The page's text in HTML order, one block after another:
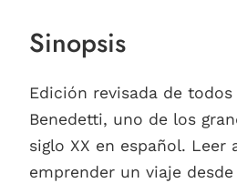
Sinopsis
Edición revisada de
Benedetti, uno de los
siglo XX en español. Leer
emprender un viaje